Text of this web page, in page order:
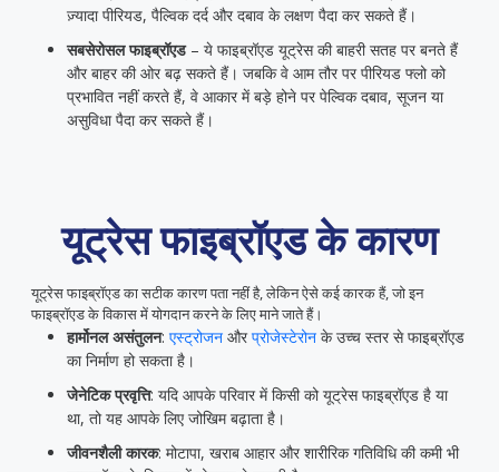
ज़्यादा पीरियड, पैल्विक दर्द और दबाव के लक्षण पैदा कर सकते हैं।
सबसेरोसल फाइब्रॉएड– ये फाइब्रॉएड यूट्रेस की बाहरी सतह पर बनते हैं
और बाहर की ओर बढ़ सकते हैं। जबकि वे आम तौर पर पीरियड फ्लो को
प्रभावित नहीं करते हैं, वे आकार में बड़े होने पर पेल्विक दबाव, सूजन या
असुविधा पैदा कर सकते हैं।
यूट्रेस फाइब्रॉएड के कारण
यूट्रेस फाइब्रॉएड का सटीक कारण पता नहीं है, लेकिन ऐसे कई कारक हैं, जो इन
फाइब्रॉएड के विकास में योगदान करने के लिए माने जाते हैं।
हार्मोनल असंतुलन: एस्ट्रोजन औरप्रोजेस्टेरोन के उच्च स्तर से फाइब्रॉएड
का निर्माण हो सकता है।
जेनेटिक प्रवृत्ति: यदि आपके परिवार में किसी को यूट्रेस फाइब्रॉएड है या
था, तो यह आपके लिए जोखिम बढ़ाता है।
जीवनशैली कारक: मोटापा, खराब आहार और शारीरिक गतिविधि की कमी भी